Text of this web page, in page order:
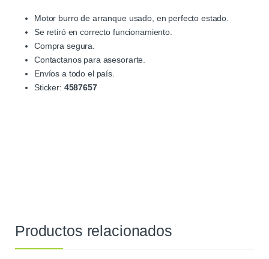
Motor burro de arranque usado, en perfecto estado.
Se retiró en correcto funcionamiento.
Compra segura.
Contactanos para asesorarte.
Envíos a todo el país.
Sticker: 4587657
Productos relacionados